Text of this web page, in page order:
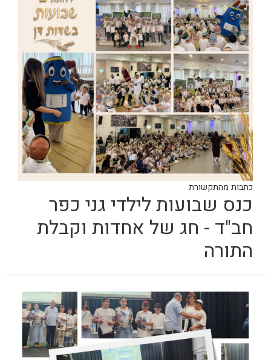
כתבות מהתקשורת
כנס שבועות לילדי גני כפר
חב"ד - חג של אחדות וקבלת
התורה